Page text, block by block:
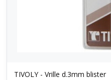
TIVOLY - Vrille d.3mm blister